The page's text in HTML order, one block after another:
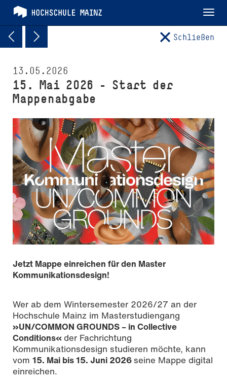
Schließen
13.05.2026
15. Mai 2026 – Start der
Mappenabgabe
Jetzt Mappe einreichen für den Master
Kommunikationsdesign!
Wer ab dem Wintersemester 2026/27 an der
Hochschule Mainz im Masterstudiengang
»UN/COMMON GROUNDS – in Collective
Conditions« der Fachrichtung
Kommunikationsdesign studieren möchte, kann
vom 15. Mai bis 15. Juni 2026seine Mappe digital
einreichen.